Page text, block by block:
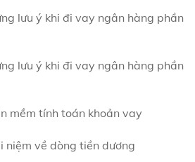
lưu ý khi đi vay ngân hàng phần
lưu ý khi đi vay ngân hàng phần
mềm tính toán khoản vay
niệm về dòng tiền dương